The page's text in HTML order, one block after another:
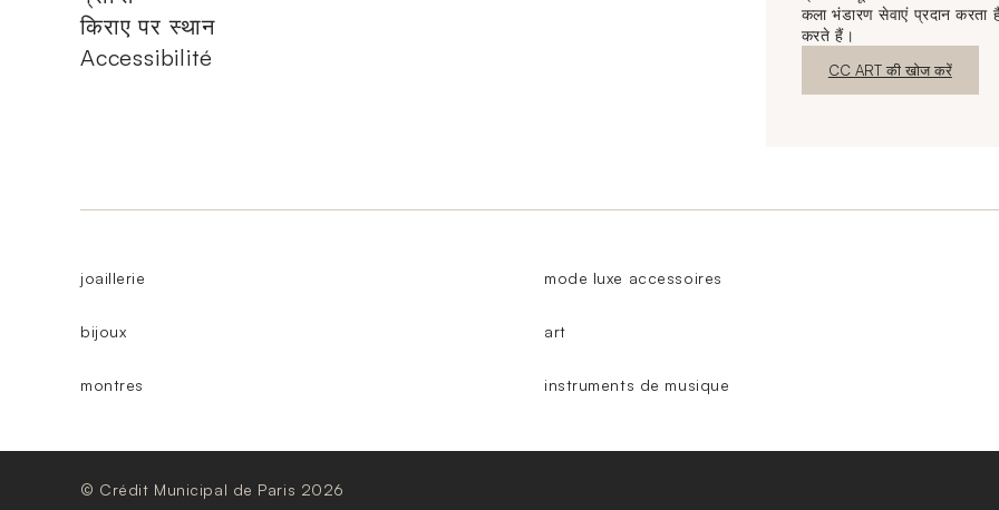
किराए पर स्थान
Accessibilité
कला भंडारण सेवाएं प्रदान करता
करते हैं।
नई विंडो
CC ART की खोज करें
joaillerie
bijoux
montres
mode luxe accessoires
art
instruments de musique
© Crédit Municipal de Paris 2026